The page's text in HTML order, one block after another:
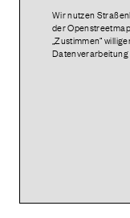
Wir nutzen
der
„Zustimmen“